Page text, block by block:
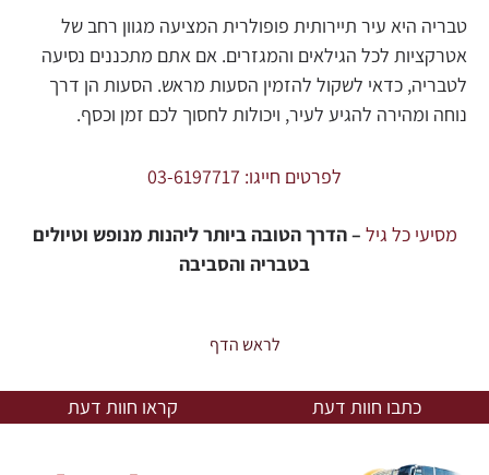
טבריה היא עיר תיירותית פופולרית המציעה מגוון רחב של
אטרקציות לכל הגילאים והמגזרים. אם אתם מתכננים נסיעה
לטבריה, כדאי לשקול להזמין הסעות מראש. הסעות הן דרך
נוחה ומהירה להגיע לעיר, ויכולות לחסוך לכם זמן וכסף.
לפרטים חייגו: 03-6197717
מסיעי כל גיל – הדרך הטובה ביותר ליהנות מנופש וטיולים
בטבריה והסביבה
לראש הדף
כתבו חוות דעת קראו חוות דעת